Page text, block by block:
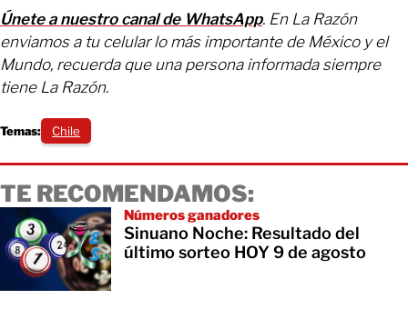
Únete a nuestro canal de WhatsApp. En La Razón
enviamos a tu celular lo más importante de México y el
Mundo, recuerda que una persona informada siempre
tiene La Razón.
Temas: Chile
TE RECOMENDAMOS:
Números ganadores
Sinuano Noche: Resultado del
último sorteo HOY 9 de agosto